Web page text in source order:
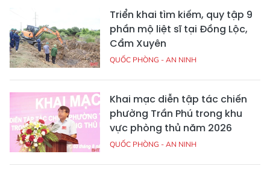
Triển khai tìm kiếm, quy tập 9
phần mộ liệt sĩ tại Đồng Lộc,
Cẩm Xuyên
QUỐC PHÒNG - AN NINH
Khai mạc diễn tập tác chiến
phường Trần Phú trong khu
vực phòng thủ năm 2026
QUỐC PHÒNG - AN NINH